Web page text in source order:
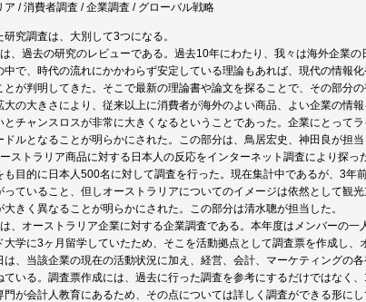
ア / 消費者調査 / 企業調査 / グローバル戦略
究調査は、大別して3つになる。
、過去の研究のレビューである。過去10年にわたり、我々は海外企業
中で、時代の流れにかかわらず安定している理論もあれば、現代の情報
とが判明してきた。そこで最新の理論書や論文を探ることで、その部分
大の大きさにより、従来以上に消費者が海外のよい商品、よい企業の情
とチャンスロスが非常に大きくなるということであった。企業にとって
ドルとなることが明らかにされた。この部分は、鳥居宏史、神田良が担当
ストラリア商品に対する日本人の反応をインターネット調査により探
も目的に日本人500名に対して調査を行った。現在集計中であるが、3年
っていること、但しオーストラリアについてのイメージは依然として観
大きく異なることが明らかにされた。この部分は清水聰が担当した。
、オーストラリア企業に対する企業調査である。本年度はメンバーの
大学に3ヶ月留学していたため、そこを活動拠点として調査票を作成し
は、当該企業の現在の活動状況に加え、経営、会計、マーケティングの
ている。調査票作成には、過去に行った調査を参考にするだけではなく
門が会計人教育にあるため、その点については詳しく調査ができる形に